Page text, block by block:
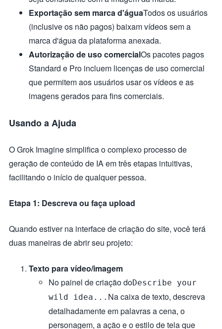
Exportação sem marca d'águaTodos os usuários
(inclusive os não pagos) baixam vídeos sem a
marca d'água da plataforma anexada.
Autorização de uso comercialOs pacotes pagos
Standard e Pro incluem licenças de uso comercial
que permitem aos usuários usar os vídeos e as
imagens gerados para fins comerciais.
Usando a Ajuda
O Grok Imagine simplifica o complexo processo de
geração de conteúdo de IA em três etapas intuitivas,
facilitando o início de qualquer pessoa.
Etapa 1: Descreva ou faça upload
Quando estiver na interface de criação do site, você terá
duas maneiras de abrir seu projeto:
Texto para vídeo/imagem
No painel de criação doDescribe your
wild idea... Na caixa de texto, descreva
detalhadamente em palavras a cena, o
personagem, a ação e o estilo de tela que